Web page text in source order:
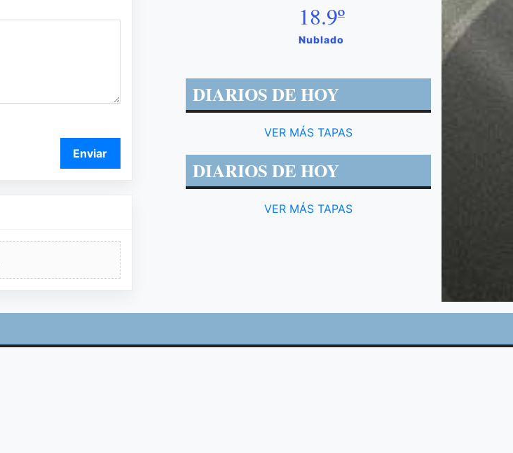
Enviar
18.9º
Nublado
DIARIOS DE HOY
VER MÁS TAPAS
DIARIOS DE HOY
VER MÁS TAPAS